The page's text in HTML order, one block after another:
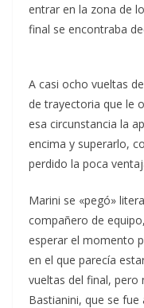
entrar en la zona de
final se encontraba
A casi ocho vueltas
de trayectoria que le
esa circunstancia la
encima y superarlo,
perdido la poca
Marini se «pegó»
compañero de
esperar el momento
en el que parecía
vueltas del final, pero
Bastianini, que se